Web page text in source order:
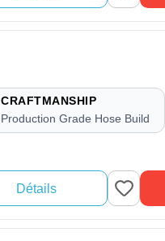
CRAFTMANSHIP
Production Grade Hose Build
Détails